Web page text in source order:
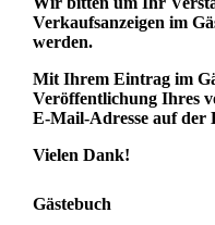
Verkaufsanzeigen im
werden.
Mit Ihrem Eintrag im
Veröffentlichung Ihres
E-Mail-Adresse auf der
Vielen Dank!
Gästebuch